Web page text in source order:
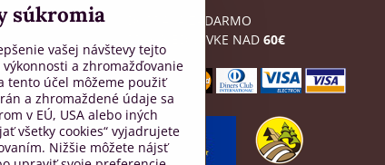
DOPRAVA ZADARMO
PRI OBJEDNÁVKE NAD 60€
súkromia
vašej návštevy tejto
a zhromažďovanie
tento účel môžeme použiť
a zhromaždené údaje sa
v EÚ, USA alebo iných
všetky cookies“ vyjadrujete
Nižšie môžete nájsť